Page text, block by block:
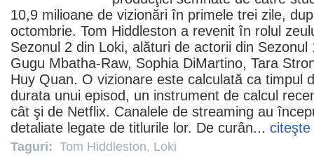
10,9 milioane de vizionări în primele trei zile,
octombrie. Tom Hiddleston a revenit în rolul
Sezonul 2 din Loki, alături de actorii din
Gugu Mbatha-Raw, Sophia DiMartino, Tara
Huy Quan. O vizionare este calculată ca timpul
durata unui episod, un instrument de calcul
cât şi de Netflix. Canalele de streaming au
detaliate legate de titlurile lor. De curân... citeşte
Taguri: Tom Hiddleston, Loki